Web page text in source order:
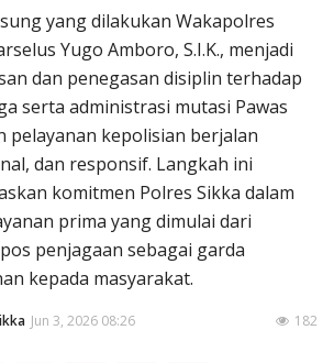
yang dilakukan Wakapolres
Yugo Amboro, S.I.K., menjadi
dan penegasan disiplin terhadap
serta administrasi mutasi Pawas
pelayanan kepolisian berjalan
dan responsif. Langkah ini
komitmen Polres Sikka dalam
prima yang dimulai dari
penjagaan sebagai garda
kepada masyarakat.
Jun 3, 2026 08:26 182